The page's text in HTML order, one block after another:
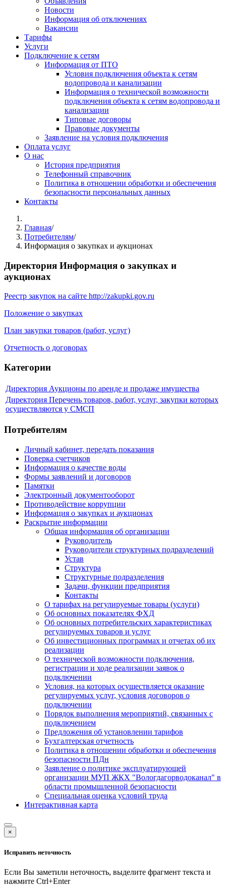
Новости
Информация об отключениях
Вакансии
Тарифы
Услуги
Подключение к сетям
Информация от ПТО
Условия подключения объекта к сетям
водопровода и канализации
Информация о технической возможности
подключения объекта к сетям водопровода и
канализации
Типовые договоры
Правовые документы
Заявление на условия подключения
Оплата услуг
О нас
История предприятия
Телефонный справочник
Политика в отношении обработки и обеспечения
безопасности персональных данных
Контакты
Главная/
Потребителям/
Информация о закупках и аукционах
Директория Информация о закупках и
аукционах
Реестр закупок на сайте http://zakupki.gov.ru
Положение о закупках
План закупки товаров (работ, услуг)
Отчетность о договорах
Категории
Директория Аукционы по аренде и продаже имущества
Директория Перечень товаров, работ, услуг, закупки которых
осуществляются у СМСП
Потребителям
Личный кабинет, передать показания
Поверка счетчиков
Информация о качестве воды
Формы заявлений и договоров
Памятки
Электронный документооборот
Противодействие коррупции
Информация о закупках и аукционах
Раскрытие информации
Общая информация об организации
Руководитель
Руководители структурных подразделений
Устав
Структура
Структурные подразделения
Задачи, функции предприятия
Контакты
О тарифах на регулируемые товары (услуги)
Об основных показателях ФХД
Об основных потребительских характеристиках
регулируемых товаров и услуг
Об инвестиционных программах и отчетах об их
реализации
О технической возможности подключения,
регистрации и ходе реализации заявок о
подключении
Условия, на которых осуществляется оказание
регулируемых услуг, условия договоров о
подключении
Порядок выполнения мероприятий, связанных с
подключением
Предложения об установлении тарифов
Бухгалтерская отчетность
Политика в отношении обработки и обеспечения
безопасности ПДн
Заявление о политике эксплуатирующей
организации МУП ЖКХ "Вологдагорводоканал" в
области промышленной безопасности
Специальная оценка условий труда
Интерактивная карта
×
Исправить неточность
Если Вы заметили неточность, выделите фрагмент текста и
нажмите Ctrl+Enter